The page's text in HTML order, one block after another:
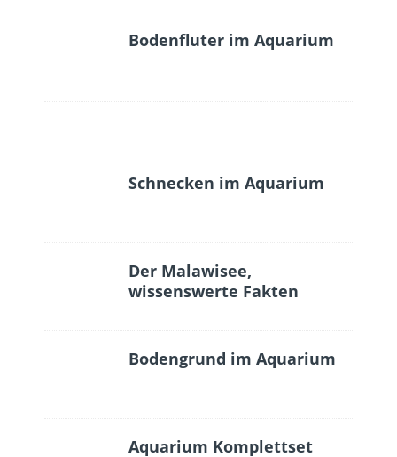
Bodenfluter im Aquarium
Schnecken im Aquarium
Der Malawisee,
wissenswerte Fakten
Bodengrund im Aquarium
Aquarium Komplettset